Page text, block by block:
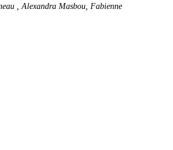
, Alexandra Masbou, Fabienne